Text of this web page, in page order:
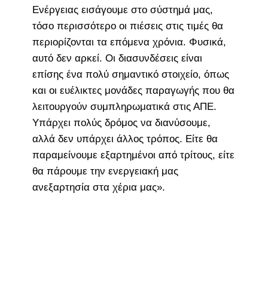
Ενέργειας εισάγουμε στο σύστημά μας,
τόσο περισσότερο οι πιέσεις στις τιμές θα
περιορίζονται τα επόμενα χρόνια. Φυσικά,
αυτό δεν αρκεί. Οι διασυνδέσεις είναι
επίσης ένα πολύ σημαντικό στοιχείο, όπως
και οι ευέλικτες μονάδες παραγωγής που θα
λειτουργούν συμπληρωματικά στις ΑΠΕ.
Υπάρχει πολύς δρόμος να διανύσουμε,
αλλά δεν υπάρχει άλλος τρόπος. Είτε θα
παραμείνουμε εξαρτημένοι από τρίτους, είτε
θα πάρουμε την ενεργειακή μας
ανεξαρτησία στα χέρια μας».